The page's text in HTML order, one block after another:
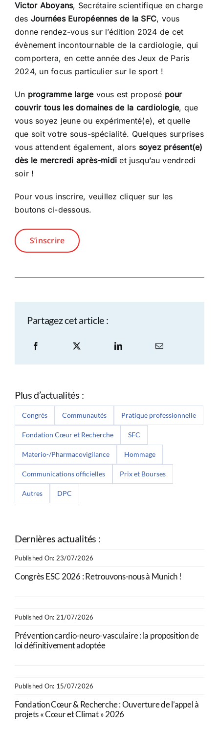
Plus d’actualités :
Congrès Communautés Pratique professionnelle
Fondation Cœur et Recherche SFC
Materio-/Pharmacovigilance Hommage
Communications officielles Prix et Bourses
Autres DPC
Dernières actualités :
Published On: 23/07/2026
Congrès ESC 2026 : Retrouvons-nous à Munich !
Published On: 21/07/2026
Prévention cardio-neuro-vasculaire : la proposition de
loi définitivement adoptée
Published On: 15/07/2026
Fondation Cœur & Recherche : Ouverture de l’appel à
projets « Cœur et Climat » 2026
Victor Aboyans, Secrétaire scientifique en charge
des Journées Européennes de la SFC, vous
donne rendez-vous sur l’édition 2024 de cet
évènement incontournable de la cardiologie, qui
comportera, en cette année des Jeux de Paris
2024, un focus particulier sur le sport !
Un programme largevous est proposé pour
couvrir tous les domaines de la cardiologie, que
vous soyez jeune ou expérimenté(e), et quelle
que soit votre sous-spécialité. Quelques surprises
vous attendent également, alors soyez présent(e)
dès le mercredi après-midi et jusqu’au vendredi
soir !
Pour vous inscrire, veuillez cliquer sur les
boutons ci-dessous.
S’inscrire
Partagez cet article :